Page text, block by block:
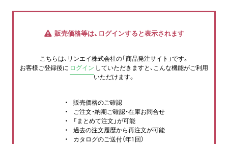
販売価格等は、ログインすると表示されます
こちらは、リンエイ株式会社の「商品発注サイト」です。
お客様ご登録後に ログイン していただきますと、こんな機能がご利用
いただけます。
販売価格のご確認
ご注文・納期ご確認・在庫お問合せ
「まとめて注文」が可能
過去の注文履歴から再注文が可能
カタログのご送付（年1回）